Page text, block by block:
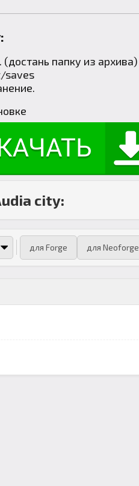
(достань папку из архива)
/saves
city:
для Forge для Neoforge